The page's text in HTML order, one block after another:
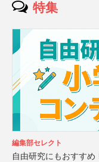
特集
編集部セレクト
自由研究にもおすす